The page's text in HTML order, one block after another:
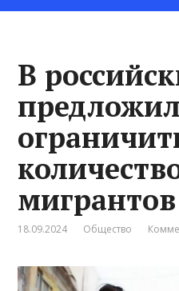
В
мигрантов
18.09.2024 Общество